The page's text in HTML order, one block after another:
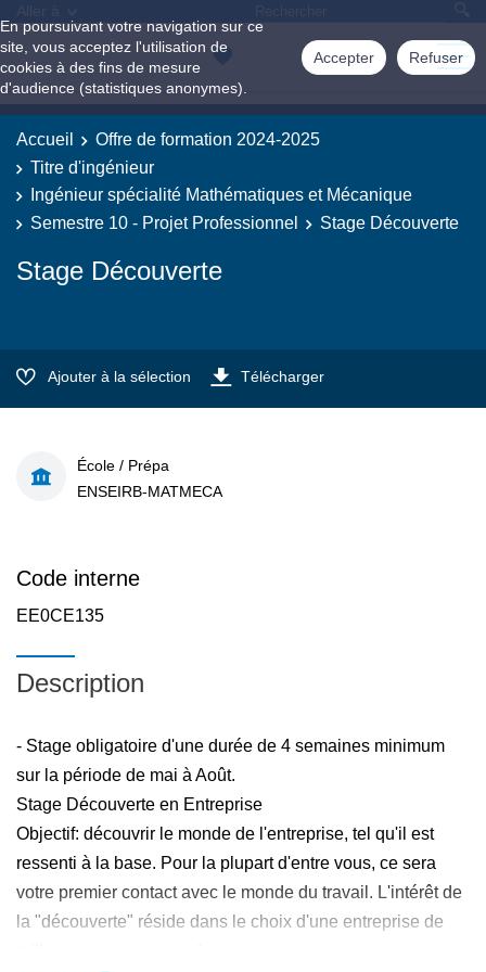
En poursuivant votre navigation sur ce
site, vous acceptez l'utilisation de
cookies à des fins de mesure
d'audience (statistiques anonymes).
Accepter Refuser
Aller à
Accueil
Offre de formation 2024-2025
Titre d'ingénieur
Ingénieur spécialité Mathématiques et Mécanique
Semestre 10 - Projet Professionnel
Stage Découverte
Stage Découverte
Ajouter à la sélection Télécharger
École / Prépa
ENSEIRB-MATMECA
Code interne
EE0CE135
Description
- Stage obligatoire d'une durée de 4 semaines minimum
sur la période de mai à Août.
Stage Découverte en Entreprise
Objectif: découvrir le monde de l'entreprise, tel qu'il est
ressenti à la base. Pour la plupart d'entre vous, ce sera
votre premier contact avec le monde du travail. L'intérêt de
la "découverte" réside dans le choix d'une entreprise de